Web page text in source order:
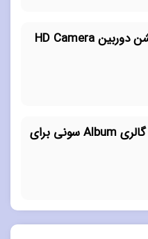
دانلود اپلیکیشن دوربین HD Camera
دانلود برنامه گالری Album سونی برای